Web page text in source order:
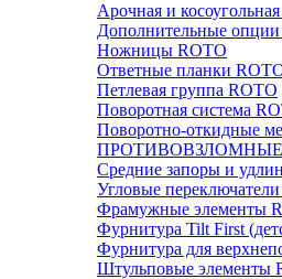
Арочная и
Дополнительные
Ножницы ROTO
Ответные планки
Петлевая группа ROTO
Поворотная система
Поворотно-откидные
ПРОТИВОВЗЛОМНЫЕ
Средние запоры и
Угловые
Фрамужные элементы
Фурнитура Tilt First
Фурнитура для
Штульповые элементы